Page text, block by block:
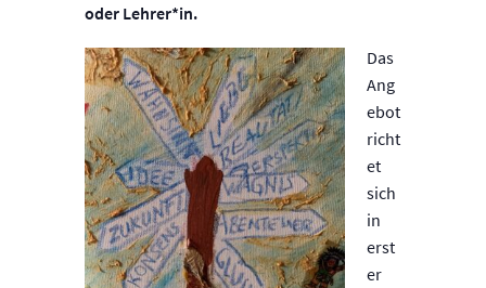
oder Lehrer*in.
Das
Ang
ebot
richt
et
sich
in
erst
er